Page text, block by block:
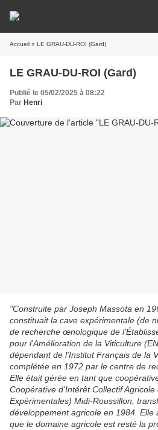
Accueil » LE GRAU-DU-ROI (Gard)
LE GRAU-DU-ROI (Gard)
Publié le 05/02/2025 à 08:22
Par Henri
"Construite par Joseph Massota en
constituait la cave expérimentale (de
de recherche œnologique de
pour l'Amélioration de la Viticulture
dépendant de l'Institut Français de la
complétée en 1972 par le centre de
Elle était gérée en tant que
Coopérative d'Intérêt Collectif
Expérimentales) Midi-Roussillon,
développement agricole en 1984. Elle
que le domaine agricole est resté la